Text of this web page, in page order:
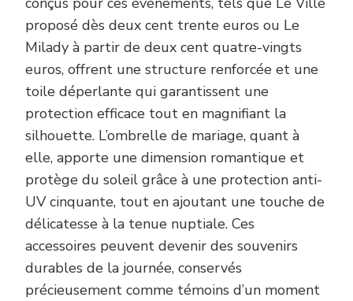
proposé dès deux cent trente euros ou Le
Milady à partir de deux cent quatre-vingts
euros, offrent une structure renforcée et une
toile déperlante qui garantissent une
protection efficace tout en magnifiant la
silhouette. L’ombrelle de mariage, quant à
elle, apporte une dimension romantique et
protège du soleil grâce à une protection anti-
UV cinquante, tout en ajoutant une touche de
délicatesse à la tenue nuptiale. Ces
accessoires peuvent devenir des souvenirs
durables de la journée, conservés
précieusement comme témoins d’un moment